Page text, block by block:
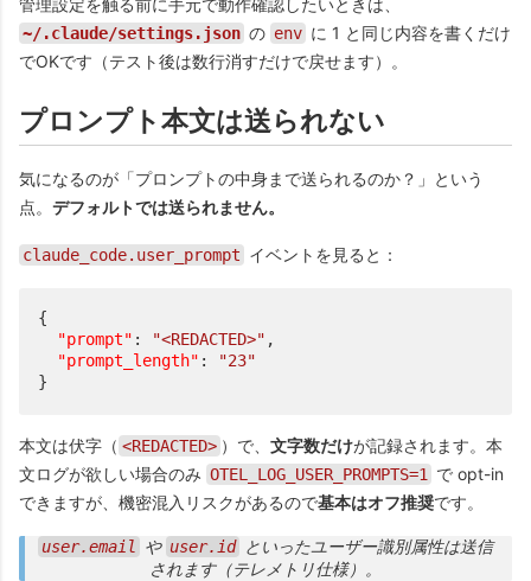
~/.claude/settings.json の env に 1 と同じ内容を書くだけ
でOKです（テスト後は数行消すだけで戻せます）。
プロンプト本文は送られない
気になるのが「プロンプトの中身まで送られるのか？」という
点。 デフォルトでは送られません。
claude_code.user_prompt イベントを見ると：
{
"prompt" : "<REDACTED>" ,
"prompt_length" :
"23"
}
本文は伏字（ <REDACTED> ）で、 文字数だけが記録されます。本
文ログが欲しい場合のみ OTEL_LOG_USER_PROMPTS=1 で opt-in
できますが、機密混入リスクがあるので基本はオフ推奨です。
user.email や user.id といったユーザー識別属性は送信
されます（テレメトリ仕様）。